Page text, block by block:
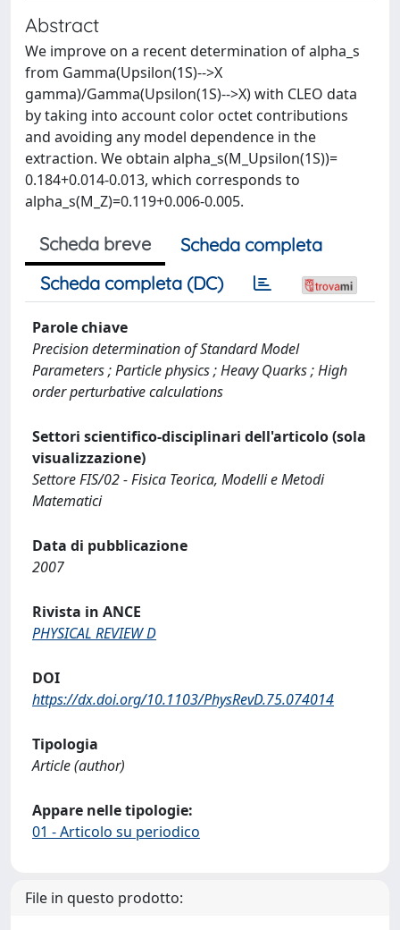
Abstract
We improve on a recent determination of alpha_s
from Gamma(Upsilon(1S)-->X
gamma)/Gamma(Upsilon(1S)-->X) with CLEO data
by taking into account color octet contributions
and avoiding any model dependence in the
extraction. We obtain alpha_s(M_Upsilon(1S))=
0.184+0.014-0.013, which corresponds to
alpha_s(M_Z)=0.119+0.006-0.005.
Scheda breve
Scheda completa
Scheda completa (DC)
Parole chiave
Precision determination of Standard Model
Parameters ; Particle physics ; Heavy Quarks ; High
order perturbative calculations
Settori scientifico-disciplinari dell'articolo (sola
visualizzazione)
Settore FIS/02 - Fisica Teorica, Modelli e Metodi
Matematici
Data di pubblicazione
2007
Rivista in ANCE
PHYSICAL REVIEW D
DOI
https://dx.doi.org/10.1103/PhysRevD.75.074014
Tipologia
Article (author)
Appare nelle tipologie:
01 - Articolo su periodico
File in questo prodotto: